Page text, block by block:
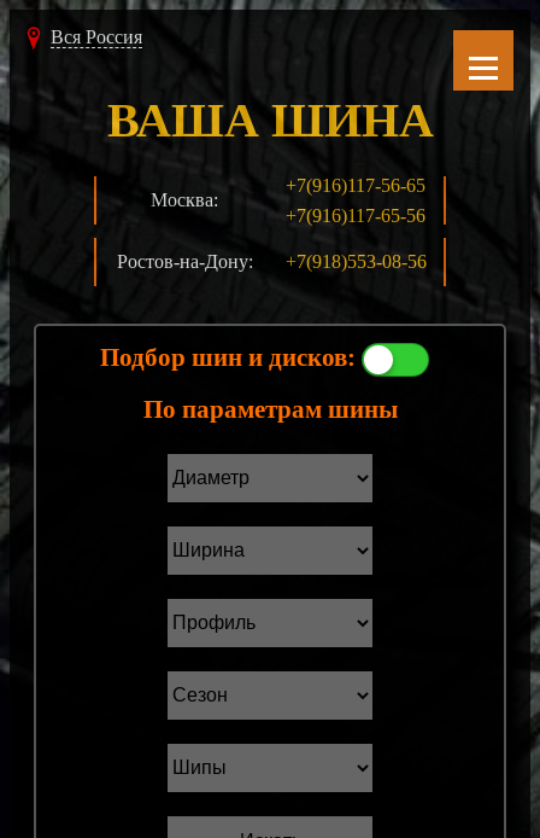
Вся Россия
Москва:
+7(916)117-56-65
+7(916)117-65-56
Ростов-на-Дону: +7(918)553-08-56
ВАША ШИНА
Подбор шин и дисков:
По параметрам шины